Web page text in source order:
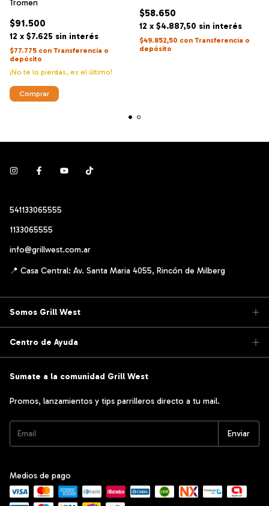
Tromen
$91.500
12 x $7.625 sin interés
$77.775 con Transferencia o
depósito
¡No te lo pierdas, es el último!
$58.650
12 x $4.887,50 sin interés
$49.852,50 con Transferencia o
depósito
541133065555
1133065555
info@grillwest.com.ar
Somos Grill West
Centro de Ayuda
Sumate a la comunidad Grill West
Promos, lanzamientos y tips parrilleros directo a tu mail.
Medios de pago